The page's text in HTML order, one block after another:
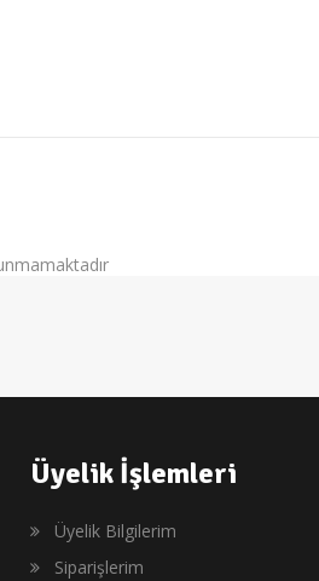
Üyelik İşlemleri
Üyelik Bilgilerim
Siparişlerim